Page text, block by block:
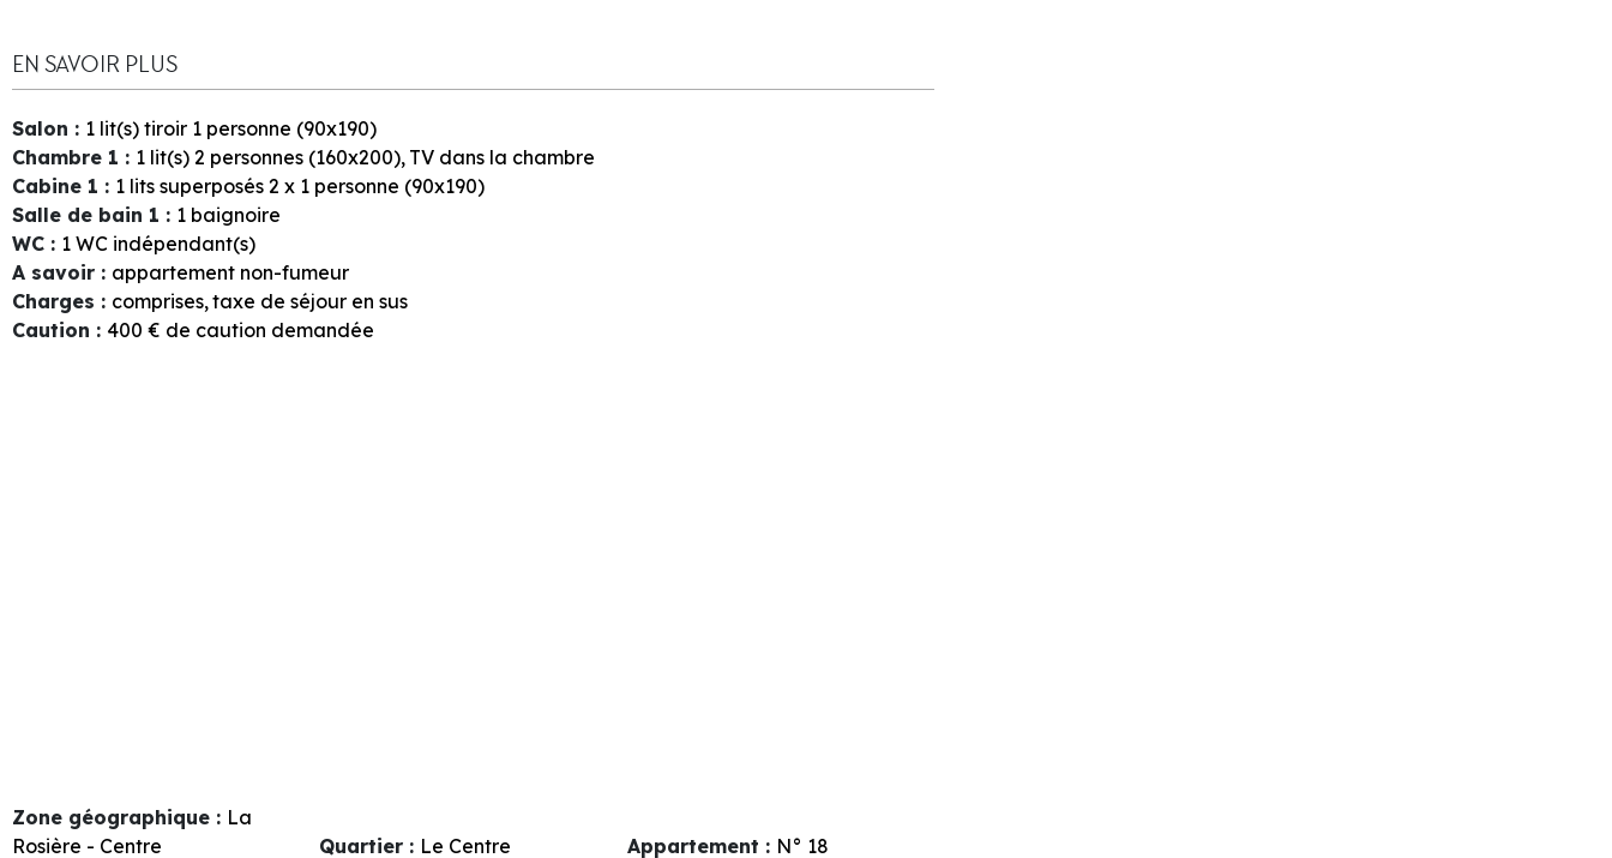
EN SAVOIR PLUS
Salon : 1 lit(s) tiroir 1 personne (90x190)
Chambre 1 : 1 lit(s) 2 personnes (160x200) TV dans la chambre
Cabine 1 : 1 lits superposés 2 x 1 personne (90x190)
Salle de bain 1 : 1 baignoire
WC : 1 WC indépendant(s)
A savoir : appartement non-fumeur
Charges : comprises taxe de séjour en sus
Caution : 400 € de caution demandée
Zone géographique : La
Rosière - Centre
Quartier : Le Centre Appartement : N° 18